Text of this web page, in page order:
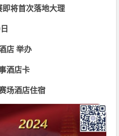
将首次落地大理
店 举办
酒店卡
场酒店住宿